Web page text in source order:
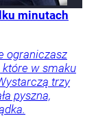
minutach
ograniczasz
w smaku
trzy
pyszna,